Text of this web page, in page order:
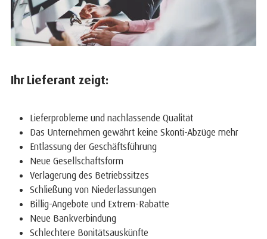
Ihr Lieferant zeigt:
Lieferprobleme und nachlassende Qualität
Das Unternehmen gewährt keine Skonti-Abzüge mehr
Entlassung der Geschäftsführung
Neue Gesellschaftsform
Verlagerung des Betriebssitzes
Schließung von Niederlassungen
Billig-Angebote und Extrem-Rabatte
Neue Bankverbindung
Schlechtere Bonitätsauskünfte